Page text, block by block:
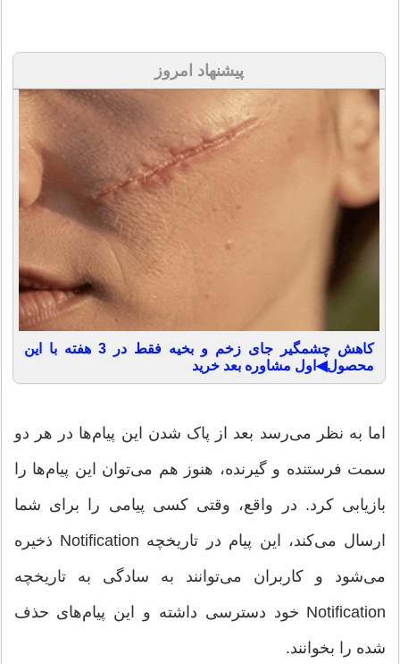
پیشنهاد امروز
کاهش چشمگیر جای زخم و بخیه فقط در 3 هفته با این
محصول◀اول مشاوره بعد خرید
اما به نظر می‌رسد بعد از پاک شدن این پیام‌ها در هر دو
سمت فرستنده و گیرنده، هنوز هم می‌توان این پیام‌ها را
بازیابی کرد. در واقع، وقتی کسی پیامی‌ را برای شما
ارسال می‌کند، این پیام در تاریخچه Notification ذخیره
می‌شود و کاربران می‌توانند به سادگی به تاریخچه
Notification خود دسترسی داشته و این پیام‌های حذف
شده را بخوانند.